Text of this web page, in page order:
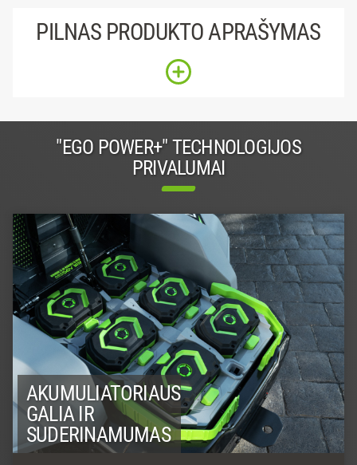
PILNAS PRODUKTO APRAŠYMAS
"EGO POWER+" TECHNOLOGIJOS
PRIVALUMAI
AKUMULIATORIAUS
GALIA IR
SUDERINAMUMAS